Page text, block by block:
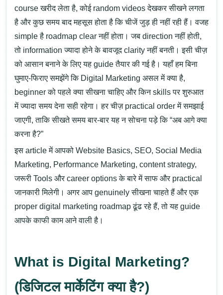
course खरीद लेता है, कोई random videos देखकर सीखने लगता
है और कुछ समय बाद महसूस होता है कि चीजें जुड़ ही नहीं रही हैं। वजह
simple है roadmap clear नहीं होता। जब direction नहीं होती,
तो information ज्यादा होने के बावजूद clarity नहीं बनती।इसी चीज़
को आसान बनाने के लिए यह guide तैयार की गई है। यहाँ हम बिना
घुमाए-फिराए समझेंगे कि Digital Marketing असल में क्या है,
beginner को पहले क्या सीखना चाहिए और किन skills पर शुरुआत
में ज्यादा समय देना सही रहेगा। हर चीज़ practical order में समझाई
जाएगी, ताकि सीखते समय बार-बार यह न सोचना पड़े कि “अब आगे क्या
करना है?”
इस article में आपको Website Basics, SEO, Social Media
Marketing, Performance Marketing, content strategy,
जरूरी Tools और career options के बारे में साफ और practical
जानकारी मिलेगी। अगर आप genuinely सीखना चाहते हैं और एक
proper digital marketing roadmapढूंढ रहे हैं, तो यह guide
आपके काफी काम आने वाली है।
What is Digital Marketing?
(डिजिटल मार्केटिंग क्या है?)